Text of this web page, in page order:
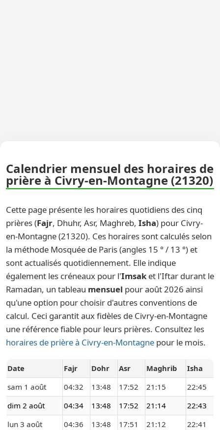
Calendrier mensuel des horaires de
prière à Civry-en-Montagne (21320)
Cette page présente les horaires quotidiens des cinq
prières (Fajr, Dhuhr, Asr, Maghreb, Isha) pour Civry-
en-Montagne (21320). Ces horaires sont calculés selon
la méthode Mosquée de Paris (angles 15 ° / 13 °) et
sont actualisés quotidiennement. Elle indique
également les créneaux pour l'Imsak et l'Iftar durant le
Ramadan, un tableau mensuel pour août 2026 ainsi
qu'une option pour choisir d'autres conventions de
calcul. Ceci garantit aux fidèles de Civry-en-Montagne
une référence fiable pour leurs prières. Consultez les
horaires de prière à Civry-en-Montagne pour le mois.
Date Fajr Dohr Asr Maghrib
Isha
sam 1 août
04:32 13:48 17:52 21:15
22:45
dim 2 août
04:34 13:48 17:52 21:14
22:43
lun 3 août
04:36 13:48 17:51 21:12
22:41